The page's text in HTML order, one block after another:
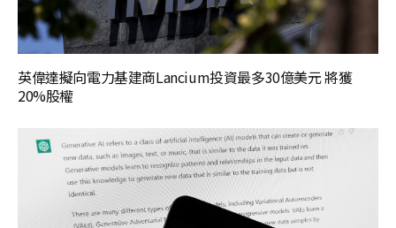
英偉達擬向電力基建商Lancium投資最多30億美元 將獲
20%股權